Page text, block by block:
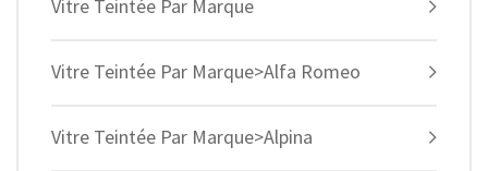
Vitre Teintée Par Marque
Vitre Teintée Par Marque>Alfa Romeo
Vitre Teintée Par Marque>Alpina